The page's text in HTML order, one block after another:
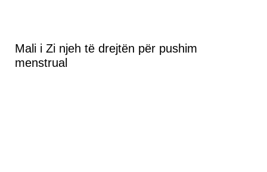
Mali i Zi njeh të drejtën për pushim
menstrual